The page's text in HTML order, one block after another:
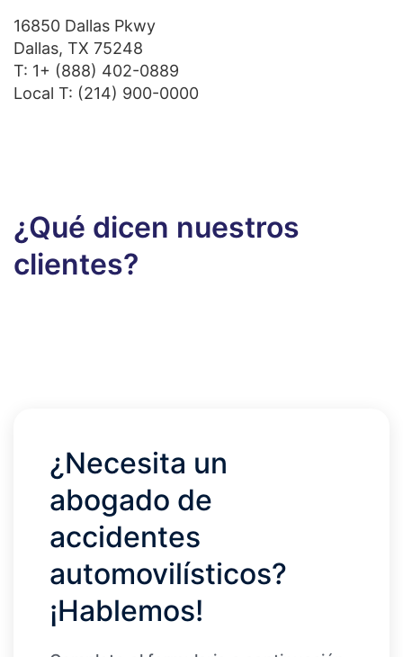
16850 Dallas Pkwy
Dallas, TX 75248
T: 1+ (888) 402-0889
Local T: (214) 900-0000
¿Qué dicen nuestros
clientes?
¿Necesita un
abogado de
accidentes
automovilísticos?
¡Hablemos!